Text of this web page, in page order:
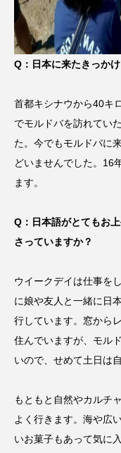
Q：日本に来たきっかけ
首都キシナウから40キ
でモルドバを訪れてい
た。今でもモルドバに
どいませんでした。16
ます。
Q：日本語がとてもお
さっていますか？
ウイークデイは仕事を
に娘や友人と一緒に日
行しています。窓から
住んでいますが、モル
いので、せめて土日は
もともと自然やカルチ
よく行きます。海や広
いお菓子もあって気に